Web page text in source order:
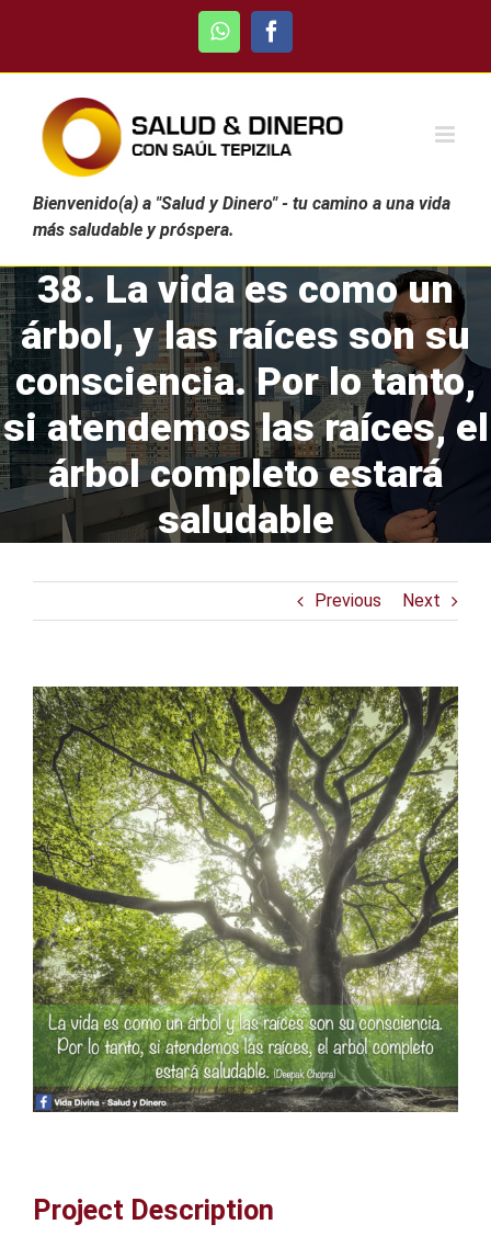
WhatsAppFacebook
Bienvenido(a) a "Salud y Dinero" - tu camino a una vida
más saludable y próspera.
38. La vida es como un
árbol, y las raíces son su
consciencia. Por lo tanto,
si atendemos las raíces, el
árbol completo estará
saludable
Previous Next
View
Larger
Image
Project Description